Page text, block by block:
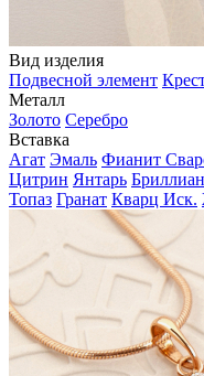
Вид изделия
Подвесной элемент
Металл
Золото Серебро
Вставка
Агат Эмаль Фианит
Цитрин Янтарь
Топаз Гранат Кварц Иск.